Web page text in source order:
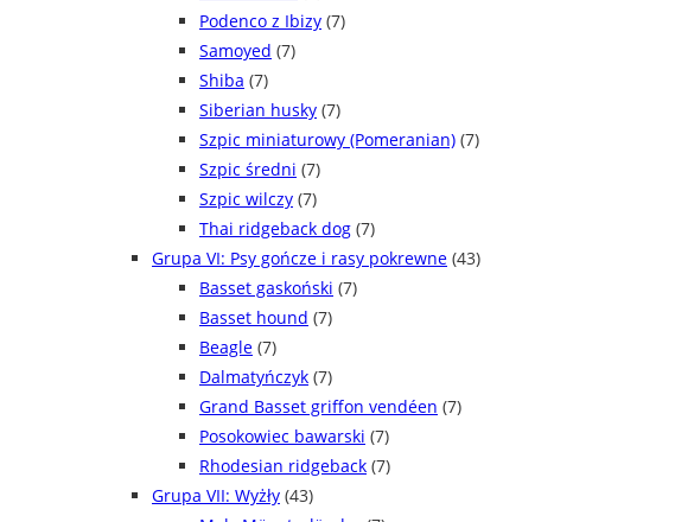
Podenco z Ibizy (7)
Samoyed (7)
Shiba (7)
Siberian husky (7)
Szpic miniaturowy (Pomeranian) (7)
Szpic średni (7)
Szpic wilczy (7)
Thai ridgeback dog (7)
Grupa VI: Psy gończe i rasy pokrewne (43)
Basset gaskoński (7)
Basset hound (7)
Beagle (7)
Dalmatyńczyk (7)
Grand Basset griffon vendéen (7)
Posokowiec bawarski (7)
Rhodesian ridgeback (7)
Grupa VII: Wyżły (43)